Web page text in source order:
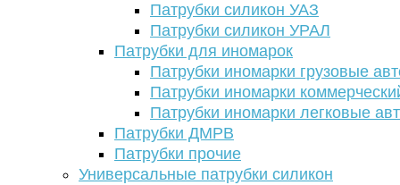
Патрубки силикон УАЗ
Патрубки силикон УРАЛ
Патрубки для иномарок
Патрубки иномарки грузовые
Патрубки иномарки
Патрубки иномарки легковые
Патрубки ДМРВ
Патрубки прочие
Универсальные патрубки силикон